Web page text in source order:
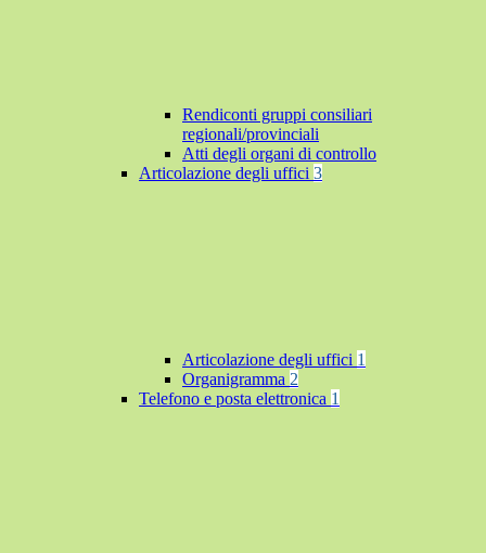
Rendiconti gruppi consiliari
regionali/provinciali
Atti degli organi di controllo
Articolazione degli uffici 3
Articolazione degli uffici 1
Organigramma 2
Telefono e posta elettronica 1